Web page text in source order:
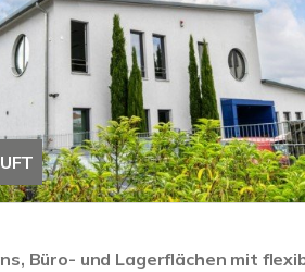
Büro- und Lagerflächen mit